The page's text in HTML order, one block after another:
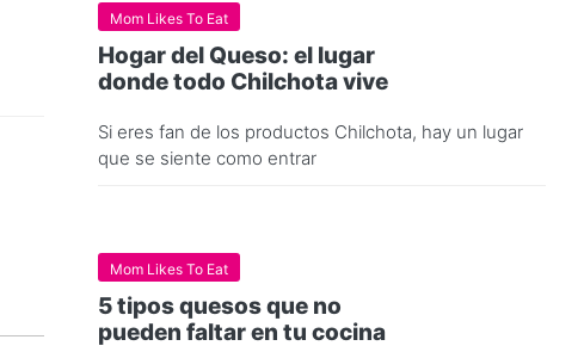
Mom Likes To Eat
Hogar del Queso: el lugar
donde todo Chilchota vive
Si eres fan de los productos Chilchota, hay un lugar
que se siente como entrar
Mom Likes To Eat
5 tipos quesos que no
pueden faltar en tu cocina